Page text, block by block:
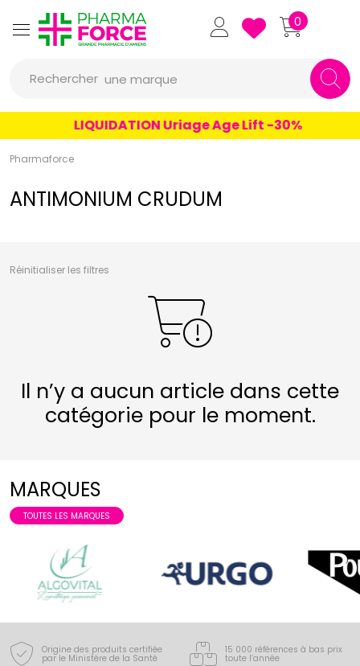
Pharmaforce Grande Pharmacie
0
Rechercher
un conseil
un produit
une marque
LIQUIDATION Uriage Age Lift -30%
Pharmaforce
ANTIMONIUM CRUDUM
Réinitialiser les filtres
Il n’y a aucun article dans cette
catégorie pour le moment.
MARQUES
TOUTES LES MARQUES
Origine des produits certifiée
par le Ministère de la Santé
15 000 références à bas prix
toute l’année